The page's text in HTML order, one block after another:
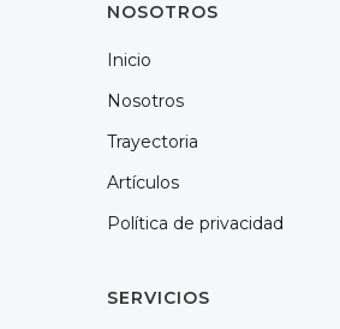
NOSOTROS
Inicio
Nosotros
Trayectoria
Artículos
Política de privacidad
SERVICIOS